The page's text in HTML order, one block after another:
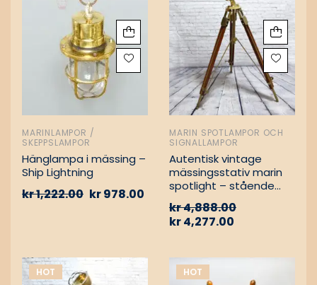
MARINLAMPOR /
SKEPPSLAMPOR
Hänglampa i mässing –
Ship Lightning
kr1,222.00 kr978.00
MARIN SPOTLAMPOR OCH
SIGNALLAMPOR
Autentisk vintage
mässingsstativ marin
spotlight – stående
kr4,888.00
kr4,277.00
HOT HOT